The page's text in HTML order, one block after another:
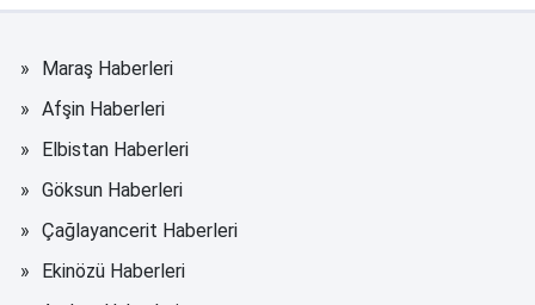
Maraş Haberleri
Afşin Haberleri
Elbistan Haberleri
Göksun Haberleri
Çağlayancerit Haberleri
Ekinözü Haberleri